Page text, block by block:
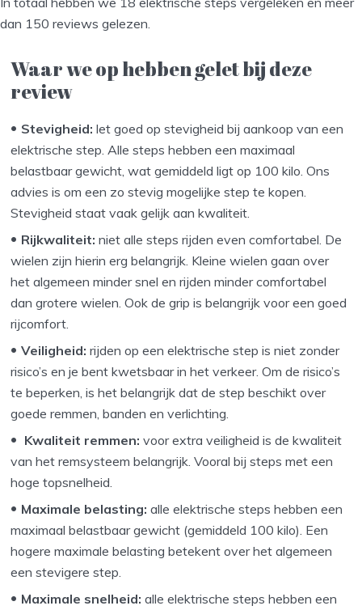
dan 150 reviews gelezen.
Waar we op hebben gelet bij deze
review
Stevigheid:let goed op stevigheid bij aankoop van een
elektrische step. Alle steps hebben een maximaal
belastbaar gewicht, wat gemiddeld ligt op 100 kilo. Ons
advies is om een zo stevig mogelijke step te kopen.
Stevigheid staat vaak gelijk aan kwaliteit.
Rijkwaliteit:niet alle steps rijden even comfortabel. De
wielen zijn hierin erg belangrijk. Kleine wielen gaan over
het algemeen minder snel en rijden minder comfortabel
dan grotere wielen. Ook de grip is belangrijk voor een goed
rijcomfort.
Veiligheid:rijden op een elektrische step is niet zonder
risico’s en je bent kwetsbaar in het verkeer. Om de risico’s
te beperken, is het belangrijk dat de step beschikt over
goede remmen, banden en verlichting.
Kwaliteit remmen:voor extra veiligheid is de kwaliteit
van het remsysteem belangrijk. Vooral bij steps met een
hoge topsnelheid.
Maximale belasting: alle elektrische steps hebben een
maximaal belastbaar gewicht (gemiddeld 100 kilo). Een
hogere maximale belasting betekent over het algemeen
een stevigere step.
Maximale snelheid: alle elektrische steps hebben een